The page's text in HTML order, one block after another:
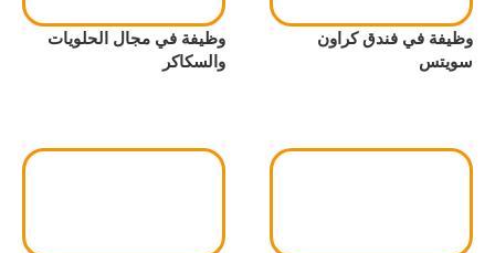
وظيفة في فندق كراون
سويتس
وظيفة في مجال الحلويات
والسكاكر